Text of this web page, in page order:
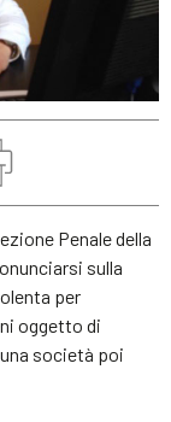
Penale della
sulla
per
oggetto di
società poi